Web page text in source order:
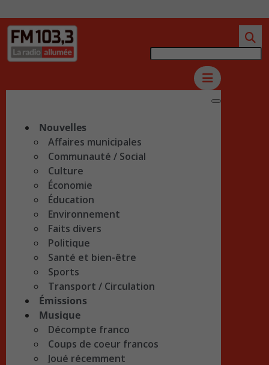
Nouvelles
Affaires municipales
Communauté / Social
Culture
Économie
Éducation
Environnement
Faits divers
Politique
Santé et bien-être
Sports
Transport / Circulation
Émissions
Musique
Décompte franco
Coups de coeur francos
Joué récemment